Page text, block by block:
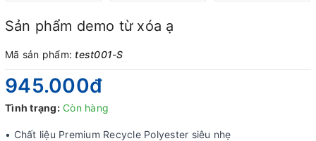
Sản phẩm demo từ xóa ạ
Mã sản phẩm: test001-S
945.000₫
Tình trạng: Còn hàng
• Chất liệu Premium Recycle Polyester siêu nhẹ